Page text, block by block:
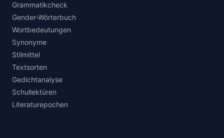
Grammatikcheck
Gender-Wörterbuch
Wortbedeutungen
Synonyme
Stilmittel
Textsorten
Gedichtanalyse
Schullektüren
Literaturepochen